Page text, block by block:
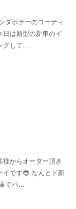
ダボデーのコーティ
日は新型の新車のイ
グして…
様からオーダー頂き
イです😎 なんとド新
でバ…